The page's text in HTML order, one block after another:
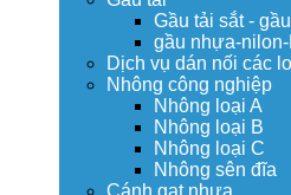
Gầu tải sắt -
gầu nhựa-
Dịch vụ dán nối các
Nhông công nghiệp
Nhông loại A
Nhông loại B
Nhông loại C
Nhông sên đĩa
Cánh gạt nhựa